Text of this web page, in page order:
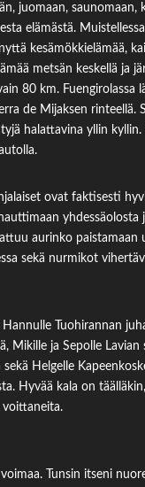
juomaan, saunomaan,
elämästä.
kesämökkielämää,
metsän keskellä ja
80 km. Fuengirolassa
de Mijaksen rinteellä.
halattavina yllin
ovat faktisesti
yhdessäolosta
aurinko paistamaan
sekä nurmikot
Hannulle Tuohirannan
Mikille ja Sepolle Lavian
Helgelle
Hyvää kala on
voittaneita.
Tunsin itseni